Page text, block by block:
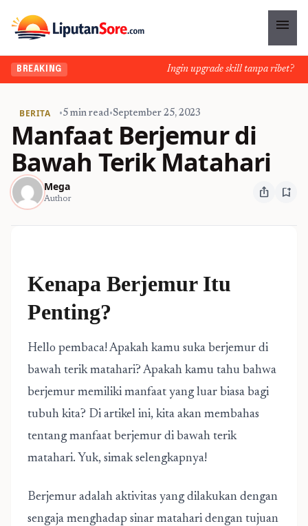
menu
BREAKING Ingin upgrade skill tanpa ribet?
BERITA •5 min read•September 25, 2023
Manfaat Berjemur di
Bawah Terik Matahari
Mega
Author ios_share bookmark_add
Kenapa Berjemur Itu
Penting?
Hello pembaca! Apakah kamu suka berjemur di
bawah terik matahari? Apakah kamu tahu bahwa
berjemur memiliki manfaat yang luar biasa bagi
tubuh kita? Di artikel ini, kita akan membahas
tentang manfaat berjemur di bawah terik
matahari. Yuk, simak selengkapnya!
Berjemur adalah aktivitas yang dilakukan dengan
sengaja menghadap sinar matahari dengan tujuan